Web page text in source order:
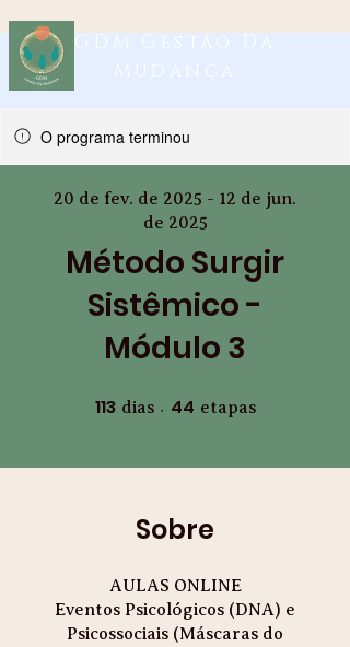
GDM Gestão Da
Mudança
O programa terminou
Método Surgir
Sistêmico -
Módulo 3
20 de fev. de 2025 - 12 de jun.
de 2025
113 dias 113 dias
44 etapas
Sobre
AULAS ONLINE
Eventos Psicológicos (DNA) e
Psicossociais (Máscaras do